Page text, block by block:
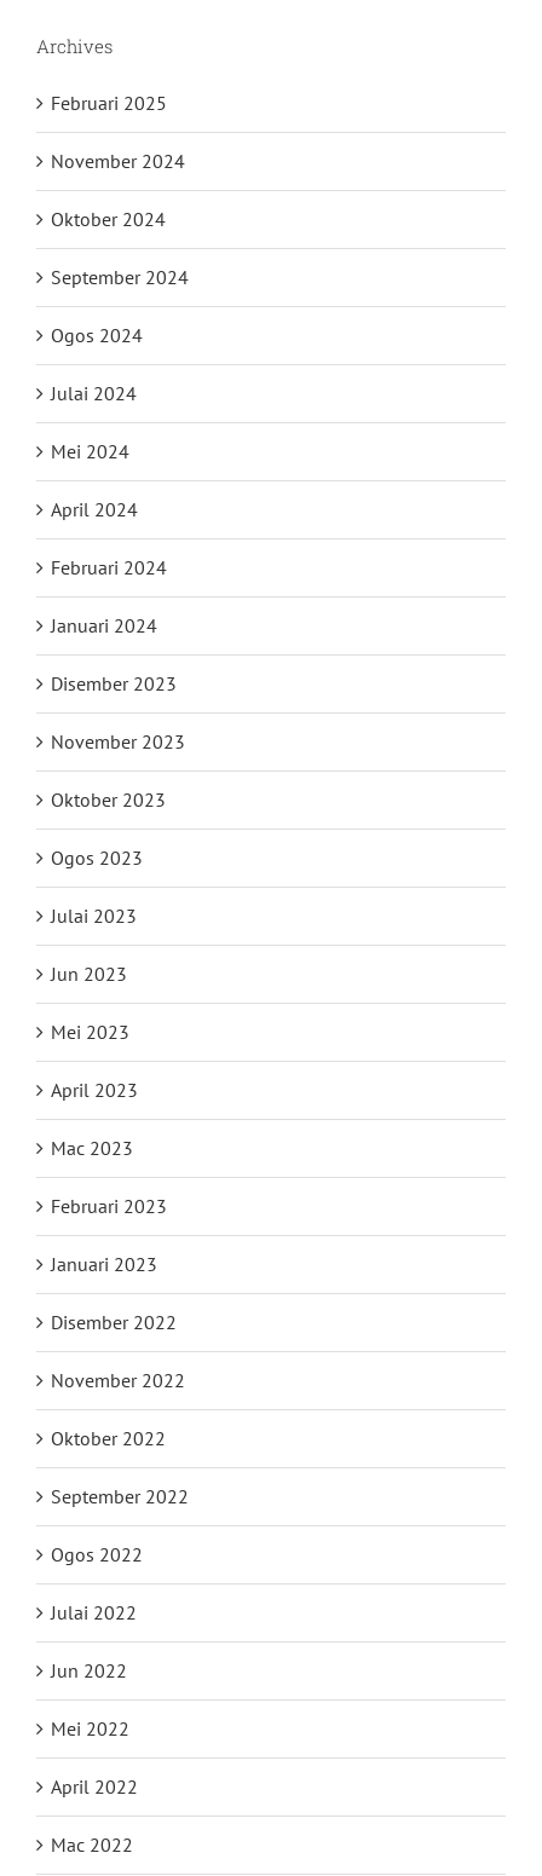
Archives
Februari 2025
November 2024
Oktober 2024
September 2024
Ogos 2024
Julai 2024
Mei 2024
April 2024
Februari 2024
Januari 2024
Disember 2023
November 2023
Oktober 2023
Ogos 2023
Julai 2023
Jun 2023
Mei 2023
April 2023
Mac 2023
Februari 2023
Januari 2023
Disember 2022
November 2022
Oktober 2022
September 2022
Ogos 2022
Julai 2022
Jun 2022
Mei 2022
April 2022
Mac 2022